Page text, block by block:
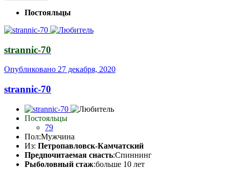
Постояльцы
strannic-70
Опубликовано 27 декабря, 2020
strannic-70
Постояльцы
79
Пол:Мужчина
Из: Петропавловск-Камчатский
Предпочитаемая снасть:Спиннинг
Рыболовный стаж:больше 10 лет